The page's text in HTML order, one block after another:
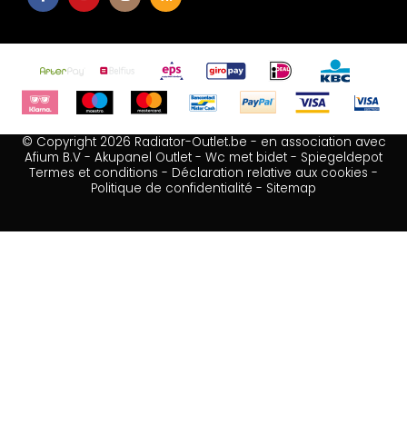
© Copyright 2026 Radiator-Outlet.be - en association avec
Afium B.V - Akupanel Outlet - Wc met bidet - Spiegeldepot
Termes et conditions - Déclaration relative aux cookies -
Politique de confidentialité - Sitemap